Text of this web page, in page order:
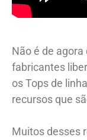
Não é de
fabricantes
os Tops de
recursos que
Muitos desses